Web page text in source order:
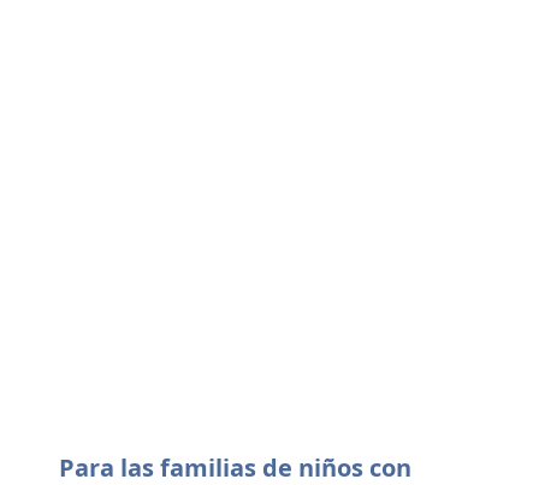
Para las familias de niños con